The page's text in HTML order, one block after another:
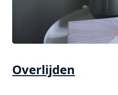
Overlijden